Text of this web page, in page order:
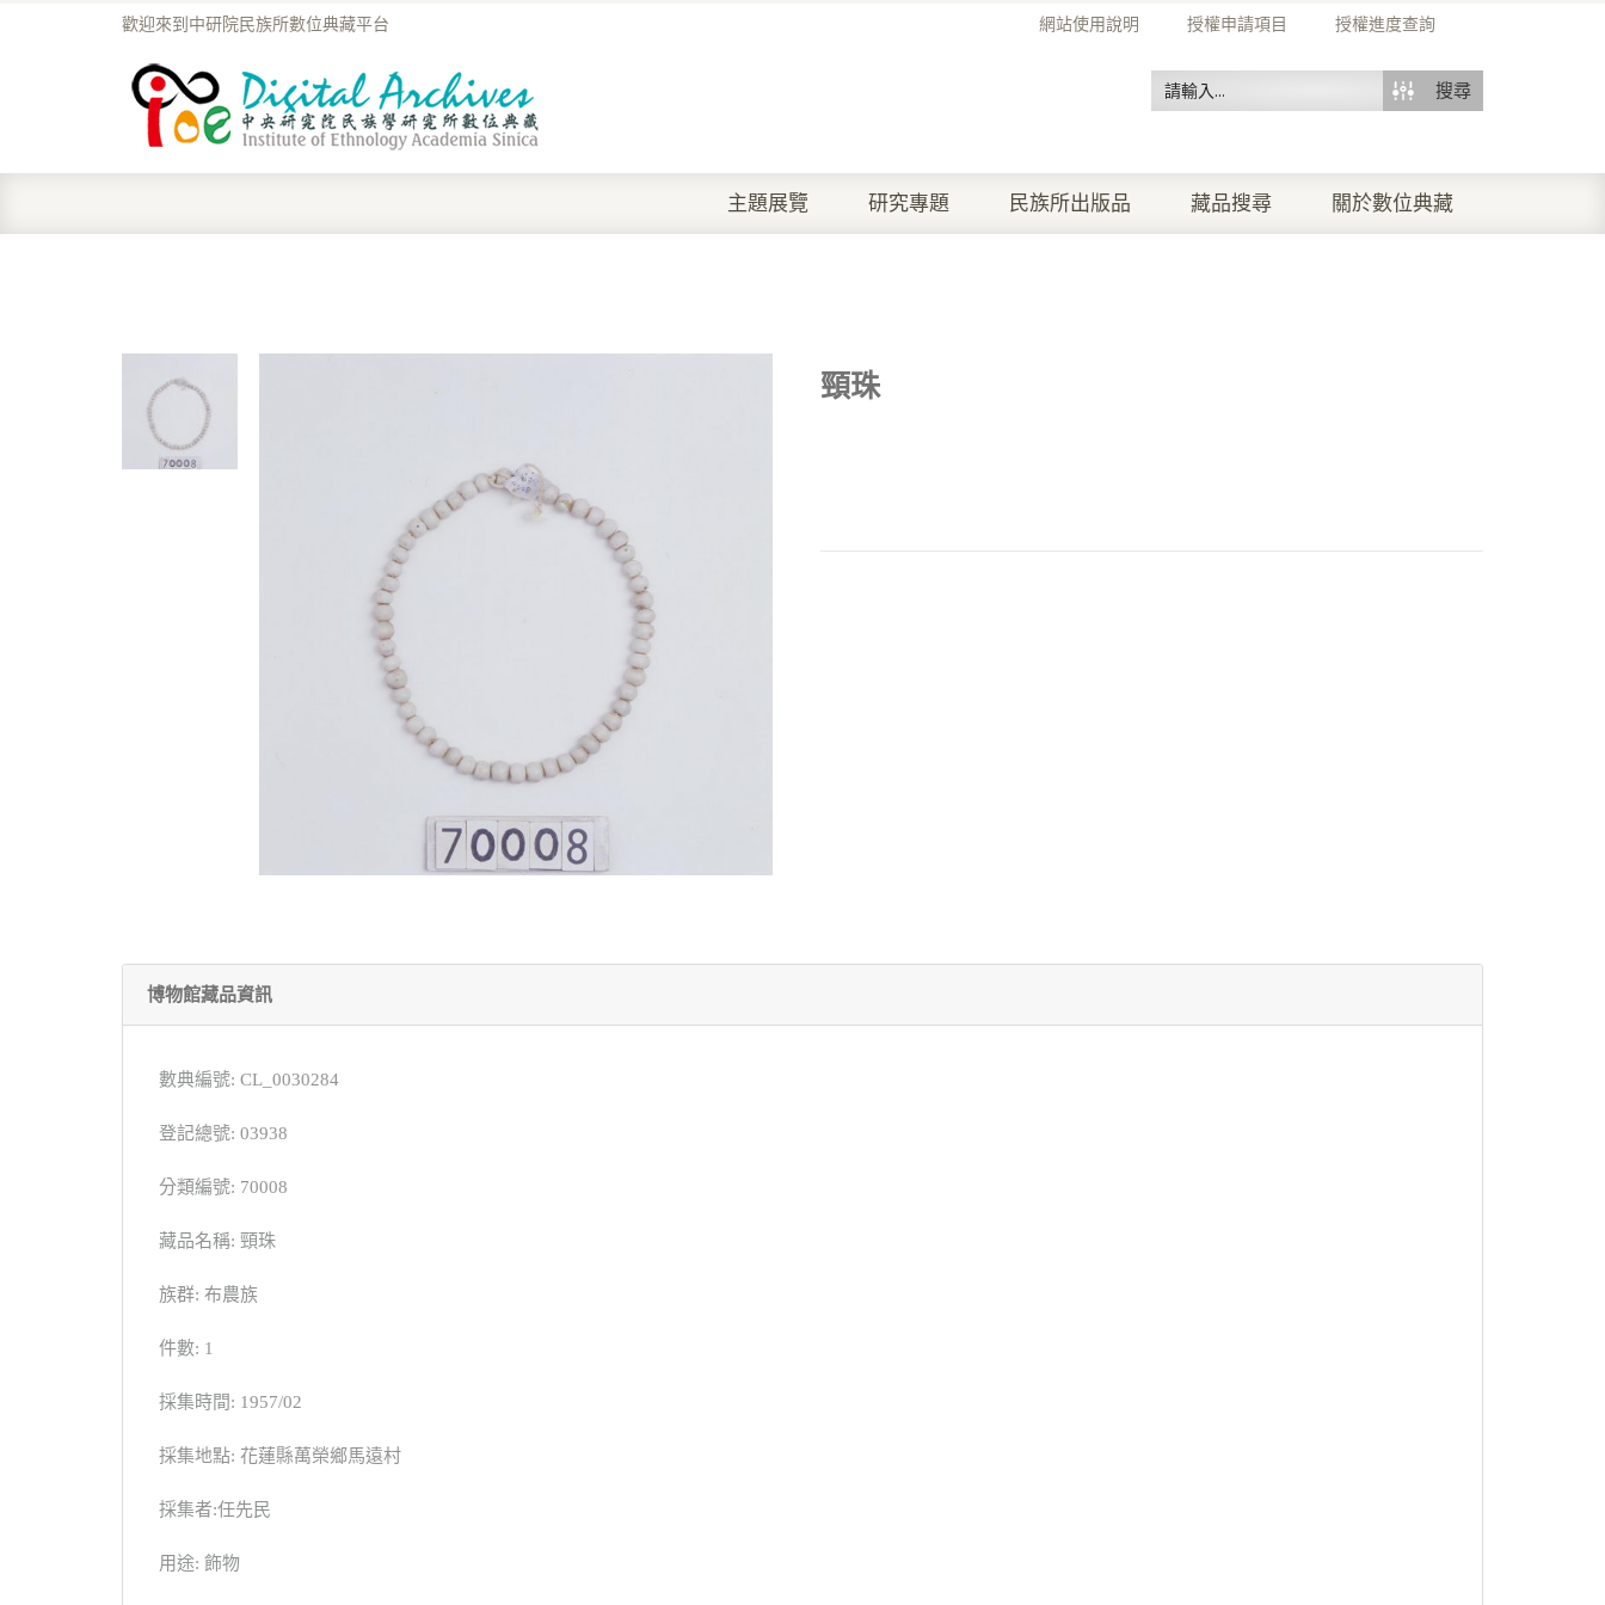
網站使用說明 授權申請項目 授權進度查詢
歡迎來到中研院民族所數位典藏平台
搜尋
主題展覽 研究專題 民族所出版品 藏品搜尋 關於數位典藏
頸珠
博物館藏品資訊
數典編號: CL_0030284
登記總號: 03938
分類編號: 70008
藏品名稱: 頸珠
族群: 布農族
件數: 1
採集時間: 1957/02
採集地點: 花蓮縣萬榮鄉馬遠村
採集者:任先民
用途: 飾物